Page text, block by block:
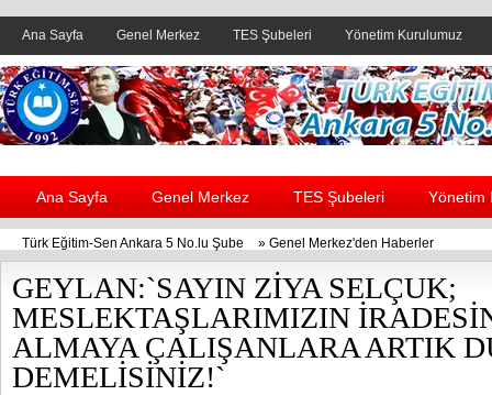
Ana Sayfa Genel Merkez TES Şubeleri Yönetim Kurulumuz
Header yanı reklam alanı
Ana Sayfa Genel Merkez TES Şubeleri Yönetim
Türk Eğitim-Sen Ankara 5 No.lu Şube » Genel Merkez'den Haberler
GEYLAN:`SAYIN ZİYA SELÇUK;
MESLEKTAŞLARIMIZIN
ALMAYA ÇALIŞANLARA ARTIK
DEMELİSİNİZ!`